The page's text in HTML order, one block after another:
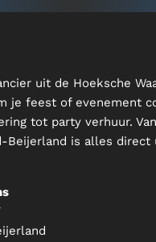
uit de Hoeksche
je feest of evenement
tot party verhuur.
Beijerland is alles direct